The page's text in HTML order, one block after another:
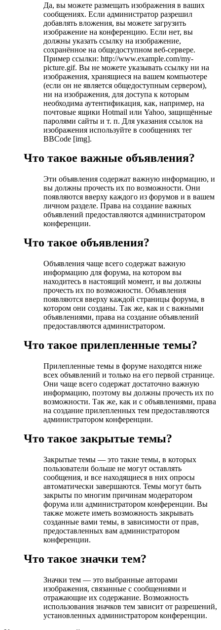
Да, вы можете размещать изображения в ваших
сообщениях. Если администратор разрешил
добавлять вложения, вы можете загрузить
изображение на конференцию. Если нет, вы
должны указать ссылку на изображение,
сохранённое на общедоступном веб-сервере.
Пример ссылки: http://www.example.com/my-
picture.gif. Вы не можете указывать ссылку ни на
изображения, хранящиеся на вашем компьютере
(если он не является общедоступным сервером),
ни на изображения, для доступа к которым
необходима аутентификация, как, например, на
почтовые ящики Hotmail или Yahoo, защищённые
паролями сайты и т. п. Для указания ссылок на
изображения используйте в сообщениях тег
BBCode [img].
Что такое важные объявления?
Эти объявления содержат важную информацию, и
вы должны прочесть их по возможности. Они
появляются вверху каждого из форумов и в вашем
личном разделе. Права на создание важных
объявлений предоставляются администратором
конференции.
Что такое объявления?
Объявления чаще всего содержат важную
информацию для форума, на котором вы
находитесь в настоящий момент, и вы должны
прочесть их по возможности. Объявления
появляются вверху каждой страницы форума, в
котором они созданы. Так же, как и с важными
объявлениями, права на создание объявлений
предоставляются администратором.
Что такое прилепленные темы?
Прилепленные темы в форуме находятся ниже
всех объявлений и только на его первой странице.
Они чаще всего содержат достаточно важную
информацию, поэтому вы должны прочесть их по
возможности. Так же, как и с объявлениями, права
на создание прилепленных тем предоставляются
администратором конференции.
Что такое закрытые темы?
Закрытые темы — это такие темы, в которых
пользователи больше не могут оставлять
сообщения, и все находящиеся в них опросы
автоматически завершаются. Темы могут быть
закрыты по многим причинам модератором
форума или администратором конференции. Вы
также можете иметь возможность закрывать
созданные вами темы, в зависимости от прав,
предоставленных вам администратором
конференции.
Что такое значки тем?
Значки тем — это выбранные авторами
изображения, связанные с сообщениями и
отражающие их содержание. Возможность
использования значков тем зависит от разрешений,
установленных администратором конференции.